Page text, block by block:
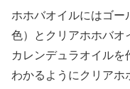
ホホバオイルにはゴー
色）とクリアホホバオ
カレンデュラオイルを
わかるようにクリアホ